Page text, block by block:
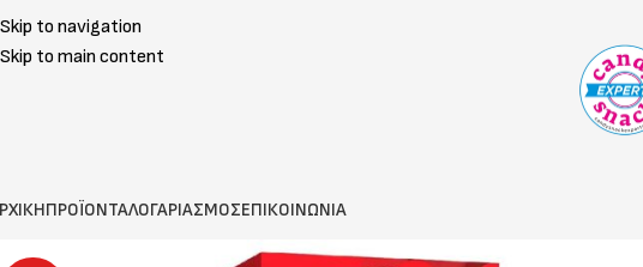
Skip to navigation
Skip to main content
ΠΡΟΪΟΝΤΑΛΟΓΑΡΙΑΣΜΟΣΕΠΙΚΟΙΝΩΝΙΑ